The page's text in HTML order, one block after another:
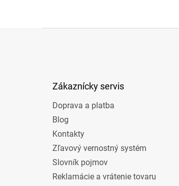
Zákaznícky servis
Doprava a platba
Blog
Kontakty
Zľavový vernostný systém
Slovník pojmov
Reklamácie a vrátenie tovaru